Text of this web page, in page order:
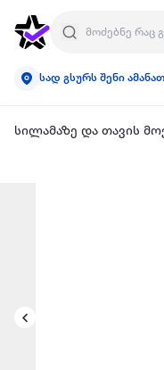
სად გსურს შენი
სილამაზე და თავის